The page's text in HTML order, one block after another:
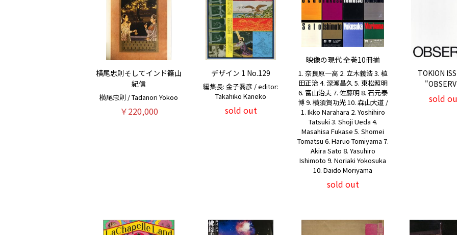
横尾忠則そしてインド篠山
紀信
横尾忠則 / Tadanori Yokoo
￥220,000
デザイン 1 No.129
編集長: 金子喬彦 / editor:
Takahiko Kaneko
sold out
映像の現代 全巻10冊揃
1. 奈良原一高 2. 立木義浩 3. 植
田正治 4. 深瀬昌久 5. 東松照明
6. 富山治夫 7. 佐藤明 8. 石元泰
博 9. 横須賀功光 10. 森山大道 /
1. Ikko Narahara 2. Yoshihiro
Tatsuki 3. Shoji Ueda 4.
Masahisa Fukase 5. Shomei
Tomatsu 6. Haruo Tomiyama 7.
Akira Sato 8. Yasuhiro
Ishimoto 9. Noriaki Yokosuka
10. Daido Moriyama
sold out
TOKION
sold